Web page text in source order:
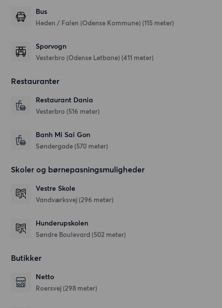
Bus
Heden / Falen (Odense Kommune) (115 meter)
Sporvogn
Vesterbro (Odense Letbane) (411 meter)
Restauranter
Restaurant Dania
Vesterbro (516 meter)
Banh Mi Sai Gon
Søndergade (570 meter)
Skoler og børnepasningsmuligheder
Vestre Skole
Vandværksvej (296 meter)
Hunderupskolen
Søndre Boulevard (502 meter)
Butikker
Netto
Roersvej (298 meter)